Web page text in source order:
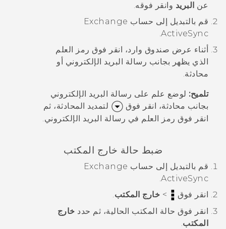
عن البريد وانقر فوقه.
قم بالتبديل إلى حساب Exchange
ActiveSync
.
أثناء عرض صندوق وارد، انقر فوق رمز العلم
الذي يظهر بجانب رسالة البريد الإلكتروني أو
محادثة.
تلميح: لوضع علم على رسالة البريد الإلكتروني
بجانب محادثة، انقر فوق
لتمديد المحادثة، ثم
انقر فوق رمز العلم في رسالة البريد الإلكتروني.
ضبط حالة خارج المكتب
قم بالتبديل إلى حساب Exchange
ActiveSync
.
انقر فوق
> خارج المكتب.
انقر فوق حالة المكتب الحالية، ثم حدد خارج
المكتب.